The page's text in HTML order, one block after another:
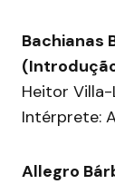
Bachianas
Heitor
Intérprete:
Allegro